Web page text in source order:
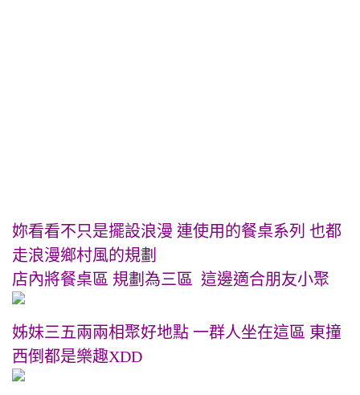
妳看看不只是擺設浪漫 連使用的餐桌系列 也都
走浪漫鄉村風的規劃
店內將餐桌區 規劃為三區 這邊適合朋友小聚
姊妹三五兩兩相聚好地點 一群人坐在這區 東撞
西倒都是樂趣XDD